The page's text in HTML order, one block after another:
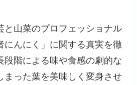
と山菜のプロフェッショナル
にんにく」に関する真実を徹
段階による味や食感の劇的な
まった葉を美味しく変身させ